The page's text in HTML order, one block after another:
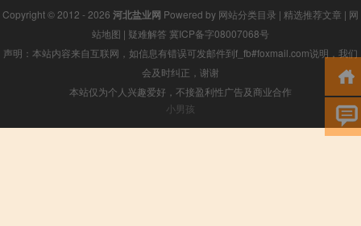
Copyright © 2012 - 2026 河北盐业网 Powered by 网站分类目录 | 精选推荐文章 | 网
站地图 | 疑难解答 冀ICP备字08007068号
声明：本站内容来自互联网，如信息有错误可发邮件到f_fb#foxmail.com说明，我们
会及时纠正，谢谢
本站仅为个人兴趣爱好，不接盈利性广告及商业合作
小男孩